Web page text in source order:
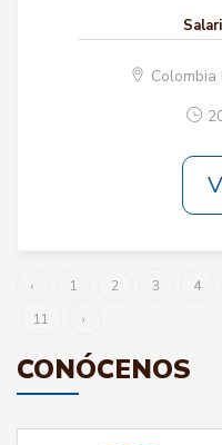
Colombia
‹ 1 2 3 4
11
›
CONÓCENOS